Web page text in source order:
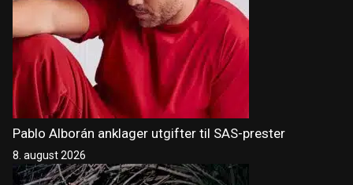
Pablo Alborán anklager utgifter til SAS-prester
8. august 2026